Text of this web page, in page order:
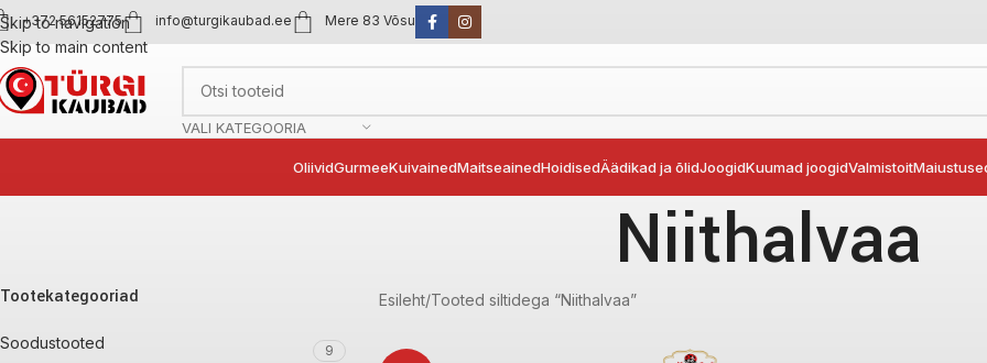
Skip to navigation
Skip to main content
+372 56152775 info@turgikaubad.ee Mere 83 Võsu
VALI KATEGOORIA
OliividGurmeeKuivainedMaitseainedHoidisedÄädikad ja õlidJoogidKuumad joogidValmistoit
Niithalvaa
Tootekategooriad
Soodustooted 9
Esileht Tooted siltidega “Niithalvaa”